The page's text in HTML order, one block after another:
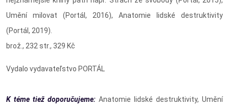
Umění milovat (Portál, 2016), Anatomie lidské destruktivity
(Portál, 2019).
brož., 232 str., 329 Kč
Vydalo vydavateľstvo PORTÁL
K téme tiež doporučujeme: Anatomie lidské destruktivity, Umění